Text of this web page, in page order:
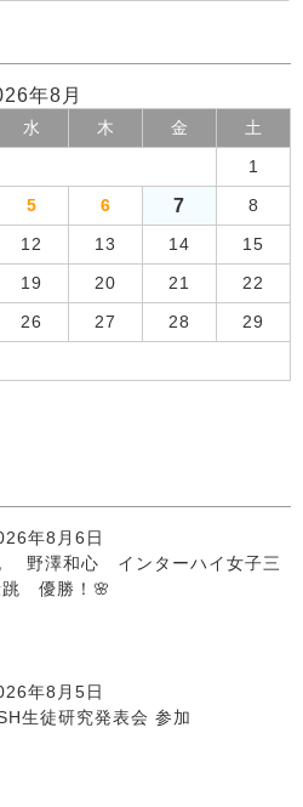
年8月
水 木 金 土
1
5 6 7 8
12 13 14 15
19 20 21 22
26 27 28 29
年8月6日
野澤和心 インターハイ女子三
跳 優勝！🌸
年8月5日
生徒研究発表会 参加